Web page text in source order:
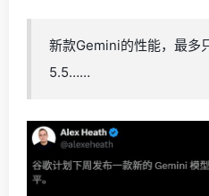
新款Gemini的性能，最多
5.5……